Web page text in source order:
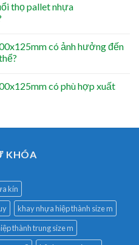
thọ pallet nhựa
có ảnh hưởng đến
có phù hợp xuất
KHÓA
kín
khay nhựa hiệp thành size m
thành trung size m